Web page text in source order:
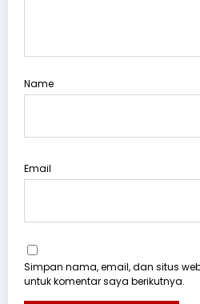
Name
Email
Simpan nama, email, dan situs
untuk komentar saya berikutnya.